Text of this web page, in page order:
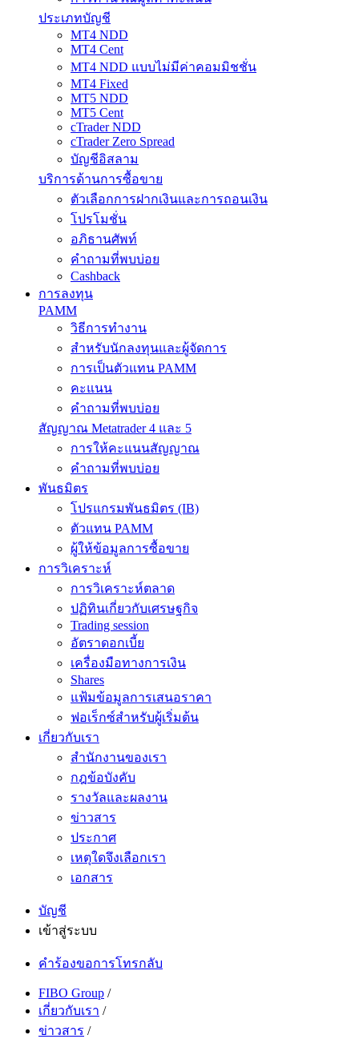
ประเภทบัญชี
MT4 NDD
MT4 Cent
MT4 NDD แบบไม่มีค่าคอมมิชชั่น
MT4 Fixed
MT5 NDD
MT5 Cent
cTrader NDD
cTrader Zero Spread
บัญชีอิสลาม
บริการด้านการซื้อขาย
ตัวเลือกการฝากเงินและการถอนเงิน
โปรโมชั่น
อภิธานศัพท์
คำถามที่พบบ่อย
Cashback
การลงทุน
PAMM
วิธีการทำงาน
สำหรับนักลงทุนและผู้จัดการ
การเป็นตัวแทน PAMM
คะแนน
คำถามที่พบบ่อย
สัญญาณ Metatrader 4 และ 5
การให้คะแนนสัญญาณ
คำถามที่พบบ่อย
พันธมิตร
โปรแกรมพันธมิตร (IB)
ตัวแทน PAMM
ผู้ให้ข้อมูลการซื้อขาย
การวิเคราะห์
การวิเคราะห์ตลาด
ปฏิทินเกี่ยวกับเศรษฐกิจ
Trading session
อัตราดอกเบี้ย
เครื่องมือทางการเงิน
Shares
แฟ้มข้อมูลการเสนอราคา
ฟอเร็กซ์สำหรับผู้เริ่มต้น
เกี่ยวกับเรา
สำนักงานของเรา
กฎข้อบังคับ
รางวัลและผลงาน
ข่าวสาร
ประกาศ
เหตุใดจึงเลือกเรา
เอกสาร
บัญชี
เข้าสู่ระบบ
คำร้องขอการโทรกลับ
FIBO Group /
เกี่ยวกับเรา /
ข่าวสาร /